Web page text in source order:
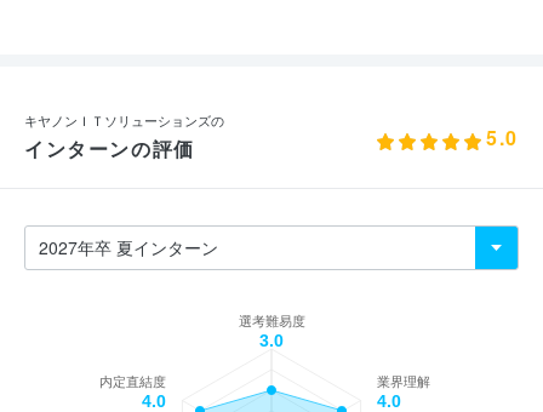
キヤノンＩＴソリューションズの
インターンの評価 5.0
選考難易度
3.0
業界理解
4.0
内定直結度
4.0